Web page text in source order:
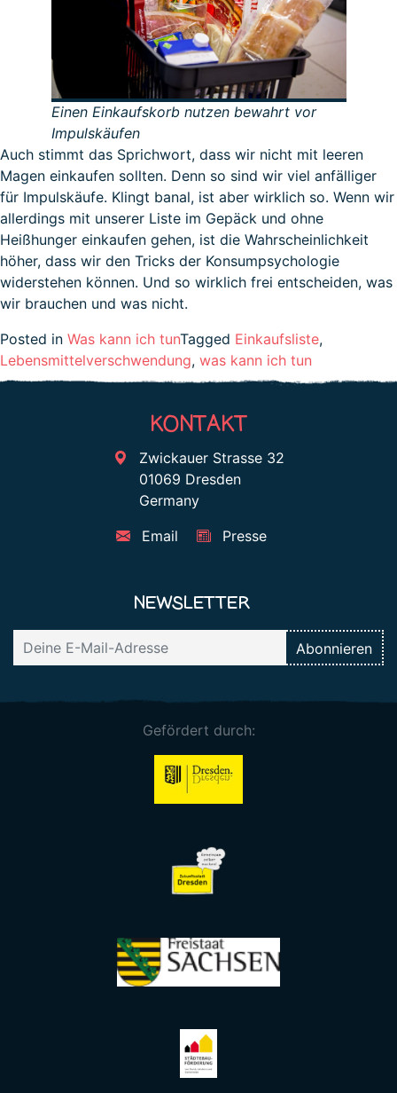
Einen Einkaufskorb nutzen bewahrt vor
Impulskäufen
Auch stimmt das Sprichwort, dass wir nicht mit leeren
Magen einkaufen sollten. Denn so sind wir viel anfälliger
für Impulskäufe. Klingt banal, ist aber wirklich so. Wenn wir
allerdings mit unserer Liste im Gepäck und ohne
Heißhunger einkaufen gehen, ist die Wahrscheinlichkeit
höher, dass wir den Tricks der Konsumpsychologie
widerstehen können. Und so wirklich frei entscheiden, was
wir brauchen und was nicht.
Posted in Was kann ich tunTagged Einkaufsliste,
Lebensmittelverschwendung, was kann ich tun
KONTAKT
Zwickauer Strasse 32
01069 Dresden
Germany
Email
Presse
NEWSLETTER
Gefördert durch: